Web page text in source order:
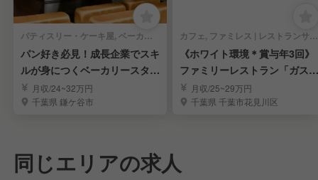
パティスリー・ケーキ屋, ベーカリー・ブーランジェリー | レストランサービス・ホールスタッフ
パン好き必見！成長企業でスキ
ルが身につくベーカリースタッ
フ募集
月収/24~32万円
千葉県 鎌ケ谷市
カフェ, ファミレス | レストランサービス・ホールスタッフ
《ホワイト環境＊賞与年3回》
ファミリーレストラン「ガス
ト」の店舗社員を募集
月収/25~29万円
千葉県 千葉市花見川区
同じエリアの求人